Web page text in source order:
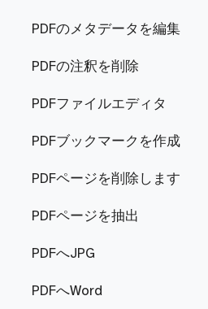
PDFのメタデータを編集
PDFの注釈を削除
PDFファイルエディタ
PDFブックマークを作成
PDFページを削除します
PDFページを抽出
PDFへJPG
PDFへWord